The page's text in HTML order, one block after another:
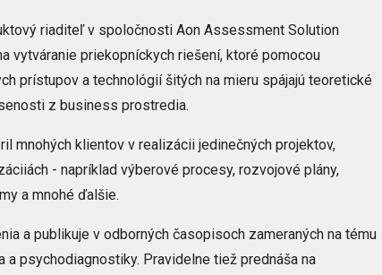
riaditeľ v spoločnosti Aon Assessment Solution
vytváranie priekopníckych riešení, ktoré pomocou
prístupov a technológií šitých na mieru spájajú teoretické
z business prostredia.
mnohých klientov v realizácii jedinečných projektov,
- napríklad výberové procesy, rozvojové plány,
a mnohé ďalšie.
a publikuje v odborných časopisoch zameraných na tému
psychodiagnostiky. Pravidelne tiež prednáša na